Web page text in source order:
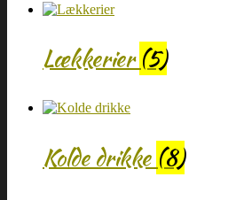
Lækkerier(5)
Kolde drikke (8)